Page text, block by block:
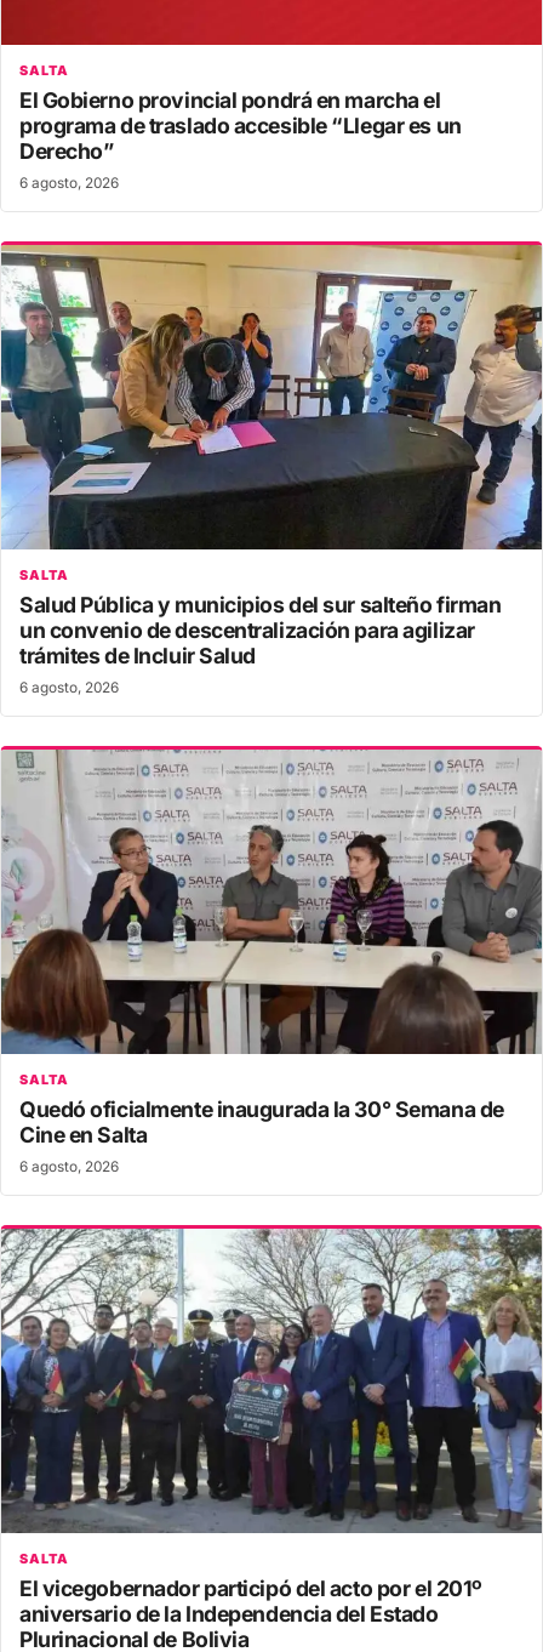
SALTA
El Gobierno provincial pondrá en marcha el
programa de traslado accesible “Llegar es un
Derecho”
6 agosto, 2026
SALTA
Salud Pública y municipios del sur salteño firman
un convenio de descentralización para agilizar
trámites de Incluir Salud
6 agosto, 2026
SALTA
Quedó oficialmente inaugurada la 30° Semana de
Cine en Salta
6 agosto, 2026
SALTA
El vicegobernador participó del acto por el 201º
aniversario de la Independencia del Estado
Plurinacional de Bolivia